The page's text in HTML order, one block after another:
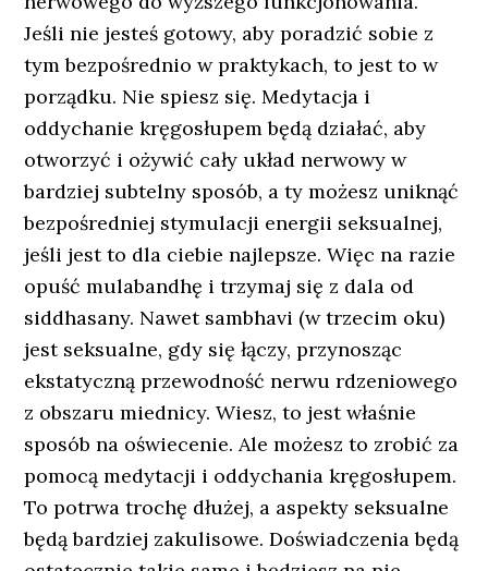
Jeśli nie jesteś gotowy, aby poradzić sobie z
tym bezpośrednio w praktykach, to jest to w
porządku. Nie spiesz się. Medytacja i
oddychanie kręgosłupem będą działać, aby
otworzyć i ożywić cały układ nerwowy w
bardziej subtelny sposób, a ty możesz uniknąć
bezpośredniej stymulacji energii seksualnej,
jeśli jest to dla ciebie najlepsze. Więc na razie
opuść mulabandhę i trzymaj się z dala od
siddhasany. Nawet sambhavi (w trzecim oku)
jest seksualne, gdy się łączy, przynosząc
ekstatyczną przewodność nerwu rdzeniowego
z obszaru miednicy. Wiesz, to jest właśnie
sposób na oświecenie. Ale możesz to zrobić za
pomocą medytacji i oddychania kręgosłupem.
To potrwa trochę dłużej, a aspekty seksualne
będą bardziej zakulisowe. Doświadczenia będą